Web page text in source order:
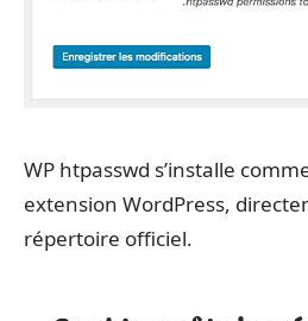
WP htpasswd s’installe
extension WordPress,
répertoire officiel.